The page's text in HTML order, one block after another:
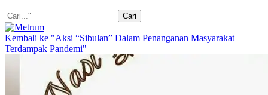
Kembali ke "Aksi “Sibulan” Dalam Penanganan Masyarakat
Terdampak Pandemi"